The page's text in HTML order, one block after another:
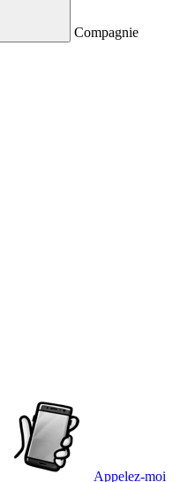
Compagnie
Appelez-moi